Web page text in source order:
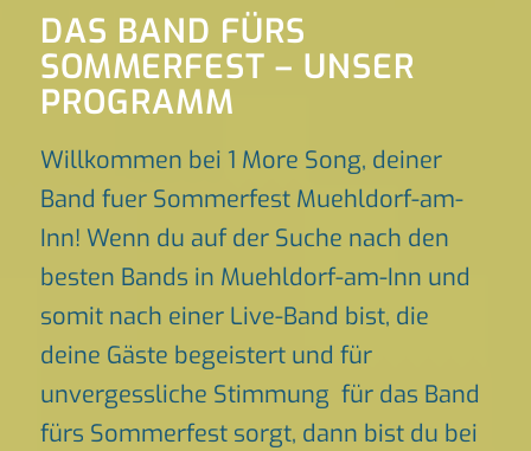
DAS BAND FÜRS
SOMMERFEST – UNSER
PROGRAMM
Willkommen bei 1 More Song, deiner
Band fuer Sommerfest Muehldorf-am-
Inn! Wenn du auf der Suche nach den
besten Bands in Muehldorf-am-Inn und
somit nach einer Live-Band bist, die
deine Gäste begeistert und für
unvergessliche Stimmung für das Band
fürs Sommerfest sorgt, dann bist du bei